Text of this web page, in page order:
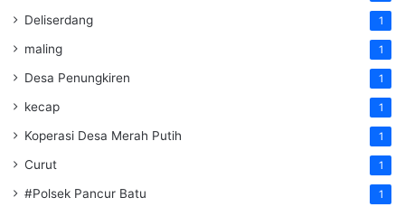
Deliserdang 1
maling 1
Desa Penungkiren 1
kecap 1
Koperasi Desa Merah Putih 1
Curut 1
#Polsek Pancur Batu 1